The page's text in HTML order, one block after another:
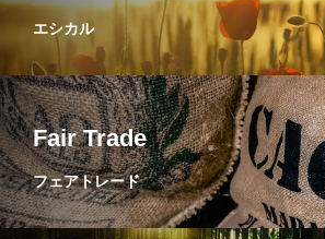
エシカル
Fair Trade
フェアトレード